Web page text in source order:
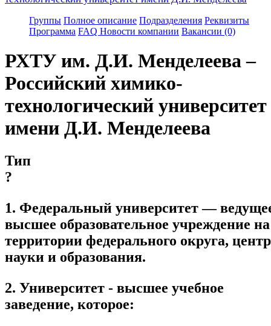
Группы Полное описание Подразделения Реквизиты
Программа FAQ Новости компании Вакансии (0)
РХТУ им. Д.И. Менделеева –
Российский химико-
технологический университет
имени Д.И. Менделеева
Тип
?
1. Федеральный университет —
высшее образовательное учреждение на
территории федерального округа, центр
науки и образования.
2. Университет - высшее учебное
заведение, которое: